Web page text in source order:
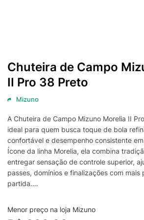
Chuteira de Campo
II Pro 38 Preto
Mizuno
A Chuteira de Campo Mizuno Morelia II
ideal para quem busca toque de bola
confortável e desempenho consistente
Ícone da linha Morelia, ela combina
entregar sensação de controle superior,
passes, domínios e finalizações com mais
partida.
O cabedal foi pensado para oferecer
ao formato do pé, favorecendo o contato
conforto desde o aquecimento até os
Menor preço na loja Mizuno